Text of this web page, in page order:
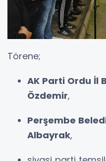
Törene;
AK Parti Ordu İl
Özdemir,
Perşembe
Albayrak,